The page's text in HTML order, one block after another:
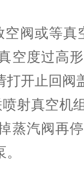
阀或等真
空度过高
打开止回阀
射真空机
蒸汽阀再